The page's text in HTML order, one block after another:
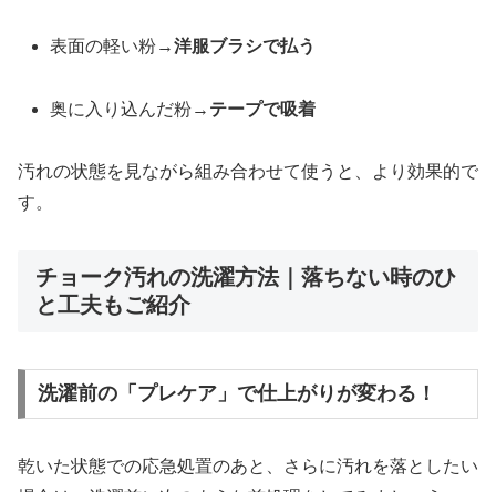
表面の軽い粉→洋服ブラシで払う
奥に入り込んだ粉→ テープで吸着
汚れの状態を見ながら組み合わせて使うと、より効果的で
す。
チョーク汚れの洗濯方法｜落ちない時のひ
と工夫もご紹介
洗濯前の「プレケア」で仕上がりが変わる！
乾いた状態での応急処置のあと、さらに汚れを落としたい